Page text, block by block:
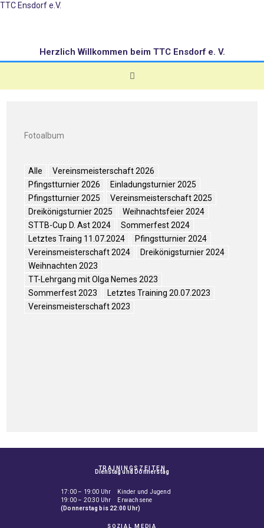
TTC Ensdorf e.V.
Herzlich Willkommen beim TTC Ensdorf e. V.
Fotoalbum
Alle
Vereinsmeisterschaft 2026
Pfingstturnier 2026
Einladungsturnier 2025
Pfingstturnier 2025
Vereinsmeisterschaft 2025
Dreikönigsturnier 2025
Weihnachtsfeier 2024
STTB-Cup D. Ast 2024
Sommerfest 2024
Letztes Traing 11.07.2024
Pfingstturnier 2024
Vereinsmeisterschaft 2024
Dreikönigsturnier 2024
Weihnachten 2023
TT-Lehrgang mit Olga Nemes 2023
Sommerfest 2023
Letztes Training 20.07.2023
Vereinsmeisterschaft 2023
TRAININGSZEITEN
Dienstag und Donnerstag
17:00 – 19:00 Uhr Kinder und Jugend
19:00 – 20:30 Uhr Erwachsene
(Donnerstag bis 22:00 Uhr)
SOZIAL MEDIA